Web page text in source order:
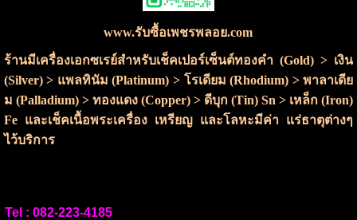
www.รับซื้อเพชรพลอย.com
ร้านมีเครื่องเอกซเรย์สำหรับเช็คเปอร์เซ็นต์ทองคำ (Gold) > เงิน
(Silver) > แพลทินัม (Platinum) > โรเดียม (Rhodium) > พาลาเดีย
ม (Palladium) > ทองแดง (Copper) > ดีบุก (Tin) Sn > เหล็ก (Iron)
Fe และเช็คเนื้อพระเครื่อง เหรียญ และโลหะมีค่า แร่ธาตุต่างๆ
ไว้บริการ
Tel : 082-223-4185